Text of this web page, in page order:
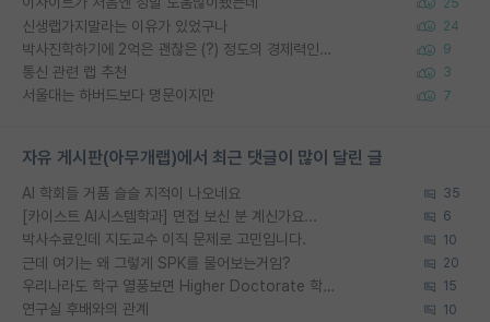
신생랩가지말라는 이유가 있었구나 24
박사진학하기에 2억은 괜찮은 (?) 정도의 경제력인가요 9
통신 관련 랩 추천 3
서울대는 하버드보다 명문이지만 7
자유 게시판(아무개랩)에서 최근 댓글이 많이 달린 글
AI 학회들 거품 슬슬 지적이 나오네요 35
[카이스트 AI시스템학과] 면접 보신 분 계신가요... 6
박사수료인데 지도교수 이직 문제로 고민입니다. 10
근데 여기는 왜 그렇게 SPK를 물어보는거임? 20
우리나라도 학구 열풍보면 Higher Doctorate 학위가 필요하다고 봅니다. 15
연구실 후배와의 관계 10